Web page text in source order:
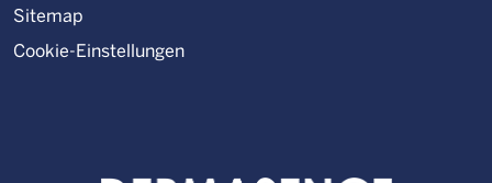
Sitemap
Cookie-Einstellungen